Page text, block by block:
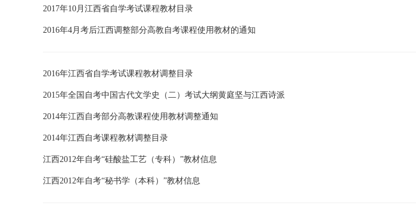
2017年10月江西省自学考试课程教材目录
2016年4月考后江西调整部分高教自考课程使用教材的通知
2016年江西省自学考试课程教材调整目录
2015年全国自考中国古代文学史（二）考试大纲黄庭坚与江西诗派
2014年江西自考部分高教课程使用教材调整通知
2014年江西自考课程教材调整目录
江西2012年自考“硅酸盐工艺（专科）”教材信息
江西2012年自考“秘书学（本科）”教材信息